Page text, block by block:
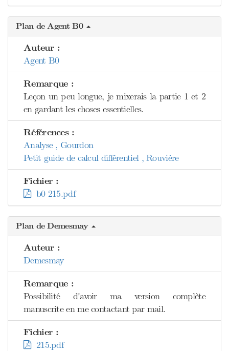
Plan de Agent B0
Auteur :
Agent B0
Remarque :
Leçon un peu longue, je mixerais la partie 1 et 2
en gardant les choses essentielles.
Références :
Analyse , Gourdon
Petit guide de calcul différentiel , Rouvière
Fichier :
b0 215.pdf
Plan de Demesmay
Auteur :
Demesmay
Remarque :
Possibilité d'avoir ma version complète
manuscrite en me contactant par mail.
Fichier :
215.pdf